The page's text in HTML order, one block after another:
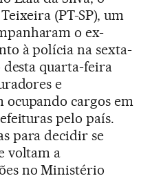
(PT-SP), um
o ex-
à polícia na sexta-
desta quarta-feira
e
ocupando cargos em
pelo país.
para decidir se
voltam a
no Ministério